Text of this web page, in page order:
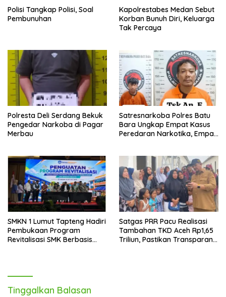
Polisi Tangkap Polisi, Soal
Pembunuhan
Kapolrestabes Medan Sebut
Korban Bunuh Diri, Keluarga
Tak Percaya
Polresta Deli Serdang Bekuk
Pengedar Narkoba di Pagar
Merbau
Satresnarkoba Polres Batu
Bara Ungkap Empat Kasus
Peredaran Narkotika, Empat
SMKN 1 Lumut Tapteng Hadiri
Pembukaan Program
Revitalisasi SMK Berbasis
Satgas PRR Pacu Realisasi
Tambahan TKD Aceh Rp1,65
Triliun, Pastikan Transparan
Tinggalkan Balasan